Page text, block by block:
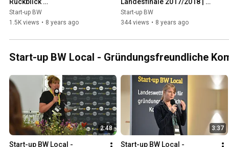
Rückblick
Wettbewerbsrunde
2017/2018
Start-up BW
1.5K views • 8 years ago
Landesfinale 2017/2018 |
Interview mit Eatapple
(wisefood GmbH) - 1.Platz
Start-up BW
344 views • 8 years ago
Start-up BW Local - Gründungsfreundliche
2:48
Start-up BW Local -
3:37
Start-up BW Local -